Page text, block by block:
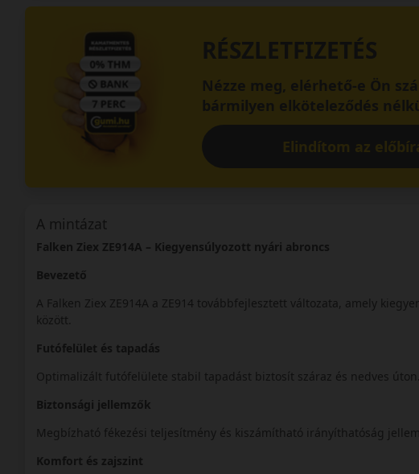
RÉSZLETFIZETÉS
Nézze meg, elérhető-e Ön
bármilyen elköteleződés
Elindítom az
A mintázat
Falken Ziex ZE914A – Kiegyensúlyozott nyári abroncs
Bevezető
A Falken Ziex ZE914A a ZE914 továbbfejlesztett változata, amely
között.
Futófelület és tapadás
Optimalizált futófelülete stabil tapadást biztosít száraz és nedves úton.
Biztonsági jellemzők
Megbízható fékezési teljesítmény és kiszámítható irányíthatóság
Komfort és zajszint